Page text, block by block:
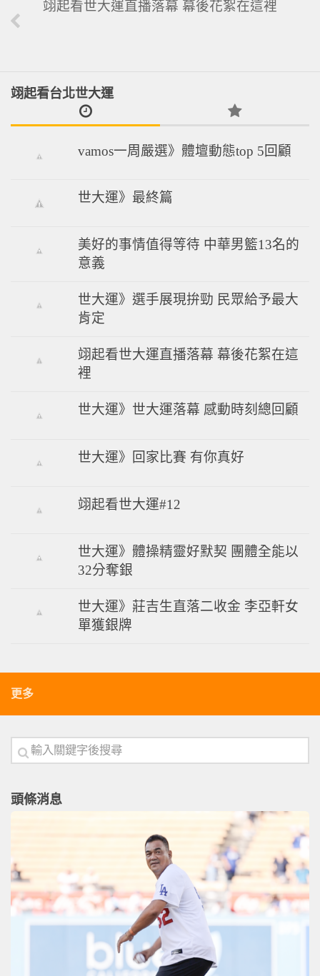
翊起看世大運直播落幕 幕後花絮在這裡
翊起看台北世大運
vamos一周嚴選》體壇動態top 5回顧
世大運》最終篇
美好的事情值得等待 中華男籃13名的
意義
世大運》選手展現拚勁 民眾給予最大
肯定
翊起看世大運直播落幕 幕後花絮在這
裡
世大運》世大運落幕 感動時刻總回顧
世大運》回家比賽 有你真好
翊起看世大運#12
世大運》體操精靈好默契 團體全能以
32分奪銀
世大運》莊吉生直落二收金 李亞軒女
單獲銀牌
更多
頭條消息